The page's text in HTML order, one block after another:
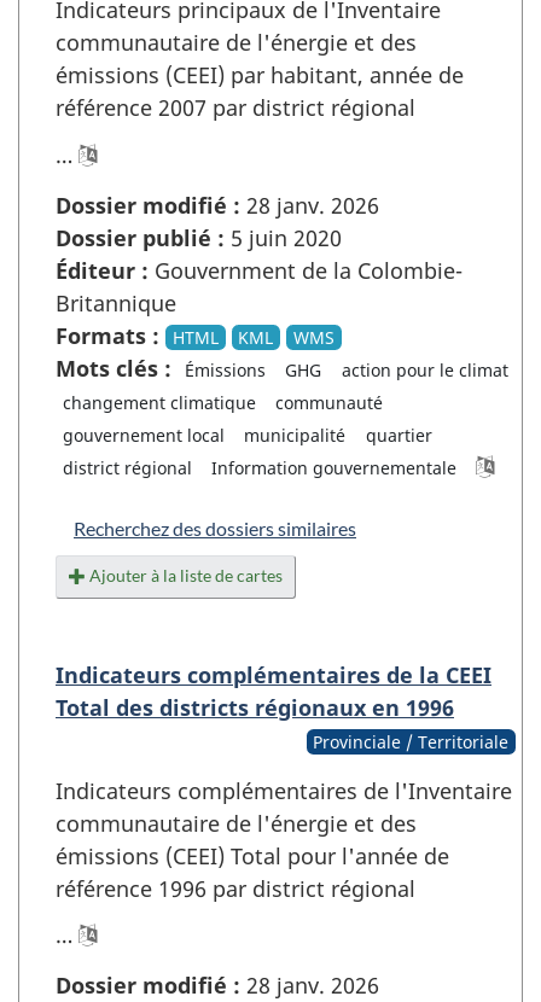
Indicateurs principaux de l'Inventaire
communautaire de l'énergie et des
émissions (CEEI) par habitant, année de
référence 2007 par district régional
…
Dossier modifié : 28 janv. 2026
Dossier publié : 5 juin 2020
Éditeur : Gouvernment de la Colombie-
Britannique
Formats :
HTML KML WMS
Mots clés : Émissions GHG
action pour le climat
changement climatique
communauté
gouvernement local
municipalité
quartier
district régional
Information gouvernementale
Recherchez des dossiers similaires
Ajouter à la liste de cartes
Indicateurs complémentaires de la CEEI
Total des districts régionaux en 1996
Provinciale / Territoriale
Indicateurs complémentaires de l'Inventaire
communautaire de l'énergie et des
émissions (CEEI) Total pour l'année de
référence 1996 par district régional
…
Dossier modifié : 28 janv. 2026